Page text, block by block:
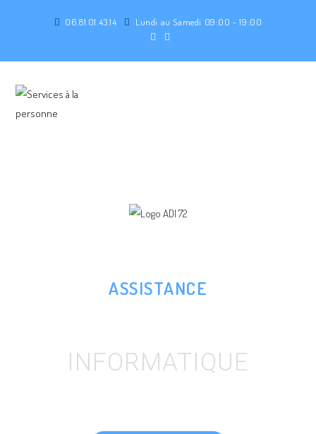
06.81.01.43.14 Lundi au Samedi 09:00 - 19:00
ASSISTANCE
INFORMATIQUE